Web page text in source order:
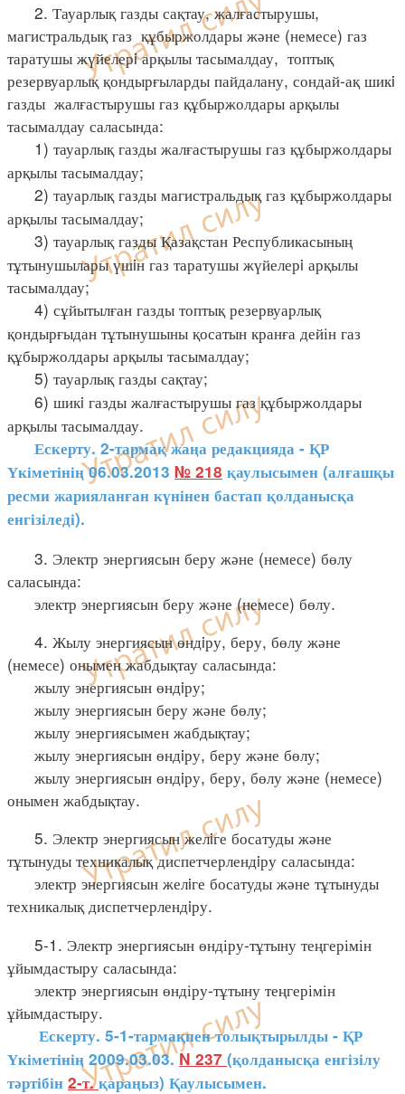
2. Тауарлық газды сақтау, жалғастырушы,
магистральдық газ құбыржолдары және (немесе) газ
таратушы жүйелерi арқылы тасымалдау, топтық
резервуарлық қондырғыларды пайдалану, сондай-ақ шикi
газды жалғастырушы газ құбыржолдары арқылы
тасымалдау саласында:
1) тауарлық газды жалғастырушы газ құбыржолдары
арқылы тасымалдау;
2) тауарлық газды магистральдық газ құбыржолдары
арқылы тасымалдау;
3) тауарлық газды Қазақстан Республикасының
тұтынушылары үшiн газ таратушы жүйелерi арқылы
тасымалдау;
4) сұйытылған газды топтық резервуарлық
қондырғыдан тұтынушыны қосатын кранға дейін газ
құбыржолдары арқылы тасымалдау;
5) тауарлық газды сақтау;
6) шикi газды жалғастырушы газ құбыржолдары
арқылы тасымалдау.
Ескерту. 2-тармақ жаңа редакцияда - ҚР
Үкіметінің 06.03.2013 № 218 қаулысымен (алғашқы
ресми жарияланған күнінен бастап қолданысқа
енгізіледі).
3. Электр энергиясын беру және (немесе) бөлу
саласында:
электр энергиясын беру және (немесе) бөлу.
4. Жылу энергиясын өндiру, беру, бөлу және
(немесе) онымен жабдықтау саласында:
жылу энергиясын өндiру;
жылу энергиясын беру және бөлу;
жылу энергиясымен жабдықтау;
жылу энергиясын өндiру, беру және бөлу;
жылу энергиясын өндiру, беру, бөлу және (немесе)
онымен жабдықтау.
5. Электр энергиясын желiге босатуды және
тұтынуды техникалық диспетчерлендiру саласында:
электр энергиясын желiге босатуды және тұтынуды
техникалық диспетчерлендiру.
5-1. Электр энергиясын өндіру-тұтыну теңгерімін
ұйымдастыру саласында:
электр энергиясын өндіру-тұтыну теңгерімін
ұйымдастыру.
Ескерту. 5-1-тармақпен толықтырылды - ҚР
Үкіметінің 2009.03.03.N 237 (қолданысқа енгізілу
тәртібін 2-т.қараңыз) Қаулысымен.